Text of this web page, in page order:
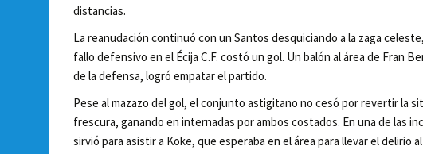
distancias.
La reanudación continuó con un Santos desquiciando a la zaga
fallo defensivo en el Écija C.F. costó un gol. Un balón al área de Fran
de la defensa, logró empatar el partido.
Pese al mazazo del gol, el conjunto astigitano no cesó por revertir la
frescura, ganando en internadas por ambos costados. En una de las
sirvió para asistir a Koke, que esperaba en el área para llevar el delirio al